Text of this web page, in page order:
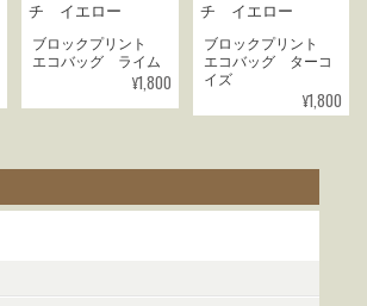
ブロックプリント
エコバッグ ライム
¥1,800
ブロックプリント
エコバッグ ターコ
イズ
¥1,800